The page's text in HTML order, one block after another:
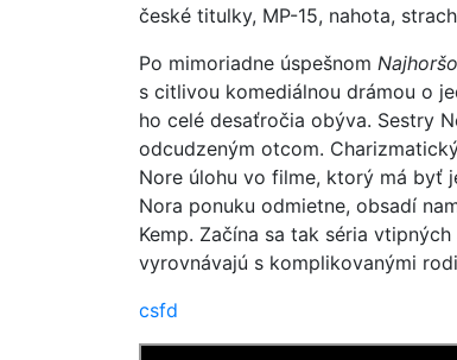
české titulky, MP-15, nahota,
Po mimoriadne úspešnom
s citlivou komediálnou drámou o
ho celé desaťročia obýva. Sestry
odcudzeným otcom.
Nore úlohu vo filme, ktorý má byť
Nora ponuku odmietne, obsadí
Kemp. Začína sa tak séria
vyrovnávajú s komplikovanými
csfd